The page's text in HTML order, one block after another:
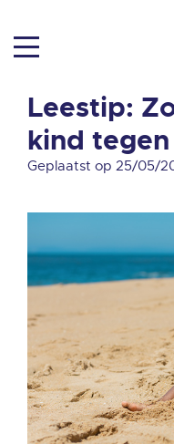
Leestip:
kind
Geplaatst op 25/05/